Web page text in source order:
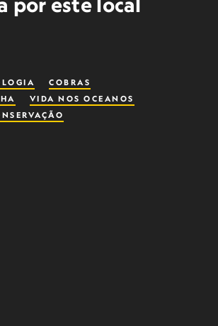
COBRAS
VIDA NOS OCEANOS